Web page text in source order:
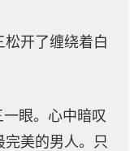
开了缠绕着白
眼。心中暗叹
美的男人。只